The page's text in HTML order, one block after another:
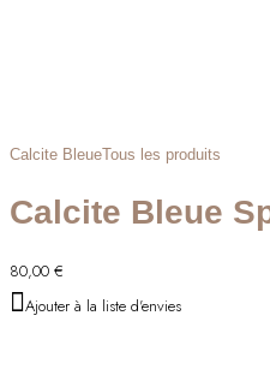
Calcite BleueTous les produits
Calcite Bleue
80,00 €
Ajouter à la liste d'envies